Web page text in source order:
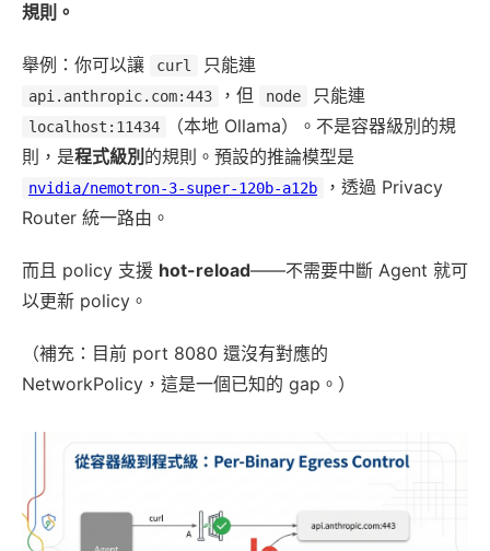
規則。
舉例：你可以讓 curl 只能連
api.anthropic.com:443 ，但 node 只能連
localhost:11434
（本地 Ollama）。不是容器級別的規
則，是程式級別 的規則。預設的推論模型是
nvidia/nemotron-3-super-120b-a12b
，透過 Privacy
Router 統一路由。
而且 policy 支援 hot-reload——不需要中斷 Agent 就可
以更新 policy。
（補充：目前 port 8080 還沒有對應的
NetworkPolicy，這是一個已知的 gap。）